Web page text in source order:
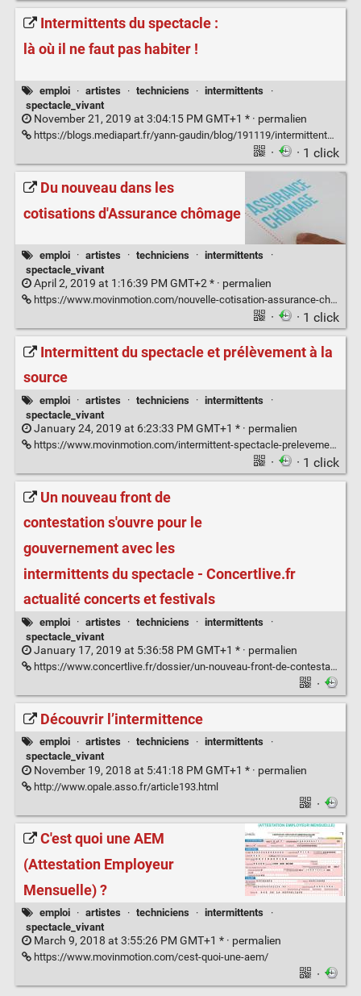
Intermittents du spectacle :
là où il ne faut pas habiter !
emploi · artistes · techniciens · intermittents
·
spectacle_vivant
November 21, 2019 at 3:04:15 PM GMT+1 * · permalien
https://blogs.mediapart.fr/yann-gaudin/blog/191119/intermittents-du-spectacle-la-ou-il-ne-faut-pas-habiter
· · 1 click
Du nouveau dans les
cotisations d'Assurance chômage
emploi · artistes · techniciens · intermittents
·
spectacle_vivant
April 2, 2019 at 1:16:39 PM GMT+2 * · permalien
https://www.movinmotion.com/nouvelle-cotisation-assurance-chomage/
· · 1 click
Intermittent du spectacle et prélèvement à la
source
emploi · artistes · techniciens · intermittents
·
spectacle_vivant
January 24, 2019 at 6:23:33 PM GMT+1 * · permalien
https://www.movinmotion.com/intermittent-spectacle-prelevement-source/
· · 1 click
Un nouveau front de
contestation s'ouvre pour le
gouvernement avec les
intermittents du spectacle - Concertlive.fr
actualité concerts et festivals
emploi · artistes · techniciens · intermittents
·
spectacle_vivant
January 17, 2019 at 5:36:58 PM GMT+1 * · permalien
https://www.concertlive.fr/dossier/un-nouveau-front-de-contestation-souvre-pour-le-gouvernement-avec-les-intermittents-du-spectacle
·
Découvrir l’intermittence
emploi · artistes · techniciens · intermittents
·
spectacle_vivant
November 19, 2018 at 5:41:18 PM GMT+1 * · permalien
http://www.opale.asso.fr/article193.html
·
C'est quoi une AEM
(Attestation Employeur
Mensuelle) ?
emploi · artistes · techniciens · intermittents
·
spectacle_vivant
March 9, 2018 at 3:55:26 PM GMT+1 * · permalien
https://www.movinmotion.com/cest-quoi-une-aem/
·